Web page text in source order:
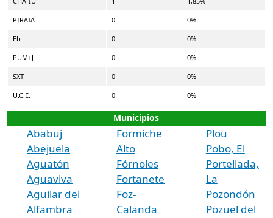
PIRATA 0 0%
Eb 0 0%
PUM+J 0 0%
SXT 0 0%
U.C.E. 0 0%
Municipios
Ababuj
Abejuela
Aguatón
Aguaviva
Aguilar del
Alfambra
Formiche
Alto
Fórnoles
Fortanete
Foz-
Calanda
Plou
Pobo, El
Portellada,
La
Pozondón
Pozuel del